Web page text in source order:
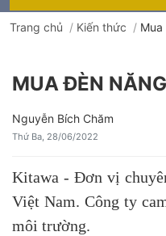
Trang chủ / Kiến thức /
MUA ĐÈN
Nguyễn Bích Chăm
Thứ Ba, 28/06/2022
Kitawa - Đơn vị
Việt Nam. Công ty
môi trường.